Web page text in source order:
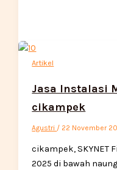
Artikel
Jasa Instalasi
cikampek
Agustri / 22 November
cikampek, SKYNET
2025 di bawah